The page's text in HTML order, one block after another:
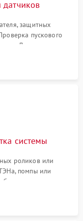
датчиков
защитных
пускового
Для машин с
компрессора и
системы
роликов или
помпы или
очистка
и воздуховодов от